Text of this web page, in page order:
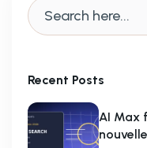
Recent Posts
AI Max